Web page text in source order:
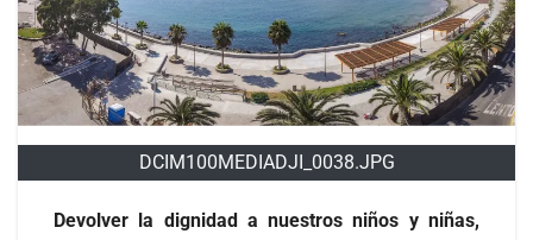
DCIM100MEDIADJI_0038.JPG
Devolver la dignidad a nuestros niños y niñas,